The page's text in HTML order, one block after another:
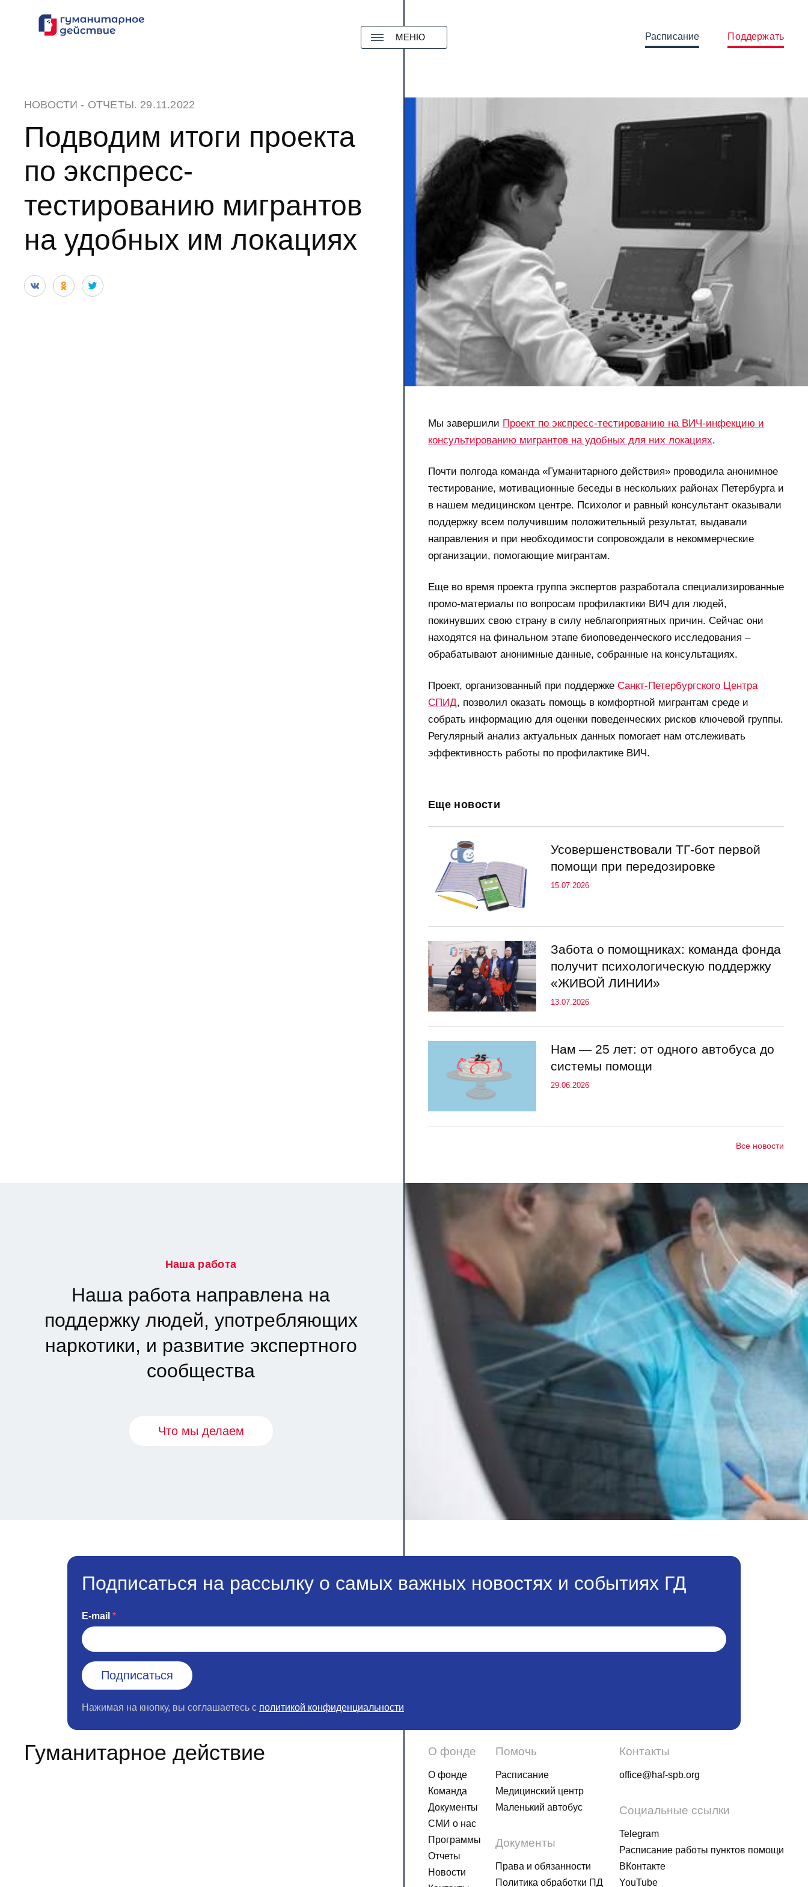
МЕНЮ Расписание Поддержать
НОВОСТИ - ОТЧЕТЫ. 29.11.2022
Подводим итоги проекта
по экспресс-
тестированию мигрантов
на удобных им локациях
Мы завершили Проект по экспресс-тестированию на ВИЧ-инфекцию и
консультированию мигрантов на удобных для них локациях.
Почти полгода команда «Гуманитарного действия» проводила анонимное
тестирование, мотивационные беседы в нескольких районах Петербурга и
в нашем медицинском центре. Психолог и равный консультант оказывали
поддержку всем получившим положительный результат, выдавали
направления и при необходимости сопровождали в некоммерческие
организации, помогающие мигрантам.
Еще во время проекта группа экспертов разработала специализированные
промо-материалы по вопросам профилактики ВИЧ для людей,
покинувших свою страну в силу неблагоприятных причин. Сейчас они
находятся на финальном этапе биоповеденческого исследования –
обрабатывают анонимные данные, собранные на консультациях.
Проект, организованный при поддержке Санкт-Петербургского Центра
СПИД, позволил оказать помощь в комфортной мигрантам среде и
собрать информацию для оценки поведенческих рисков ключевой группы.
Регулярный анализ актуальных данных помогает нам отслеживать
эффективность работы по профилактике ВИЧ.
Еще новости
Усовершенствовали ТГ-бот первой
помощи при передозировке
15.07.2026
Забота о помощниках: команда фонда
получит психологическую поддержку
«ЖИВОЙ ЛИНИИ»
13.07.2026
Нам — 25 лет: от одного автобуса до
системы помощи
29.06.2026
Все новости
Наша работа
Наша работа направлена на
поддержку людей, употребляющих
наркотики, и развитие экспертного
сообщества
Что мы делаем
Подписаться на рассылку о самых важных новостях и событиях ГД
E-mail
Нажимая на кнопку, вы соглашаетесь с политикой конфиденциальности
Гуманитарное действие О фонде
О фонде
Команда
Документы
СМИ о нас
Программы
Отчеты
Новости
Помочь
Расписание
Медицинский центр
Маленький автобус
Документы
Права и обязанности
Политика обработки ПД
Контакты
office@haf-spb.org
Социальные ссылки
Telegram
Расписание работы пунктов помощи
ВКонтакте
YouTube